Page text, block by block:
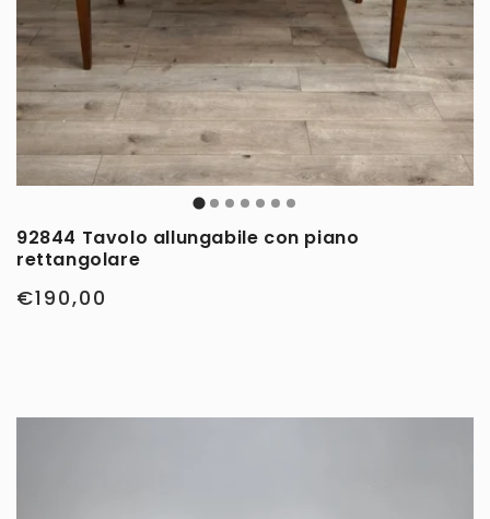
92844 Tavolo allungabile con piano
rettangolare
€190,00